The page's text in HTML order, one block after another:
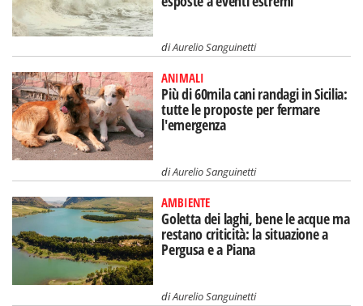
diAurelio Sanguinetti
ANIMALI
Più di 60mila cani randagi in Sicilia:
tutte le proposte per fermare
l'emergenza
diAurelio Sanguinetti
AMBIENTE
Goletta dei laghi, bene le acque ma
restano criticità: la situazione a
Pergusa e a Piana
diAurelio Sanguinetti